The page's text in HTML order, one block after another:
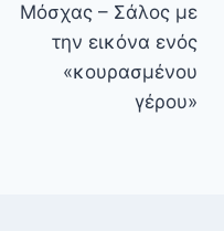
Μόσχας – Σάλος με
την εικόνα ενός
«κουρασμένου
γέρου»